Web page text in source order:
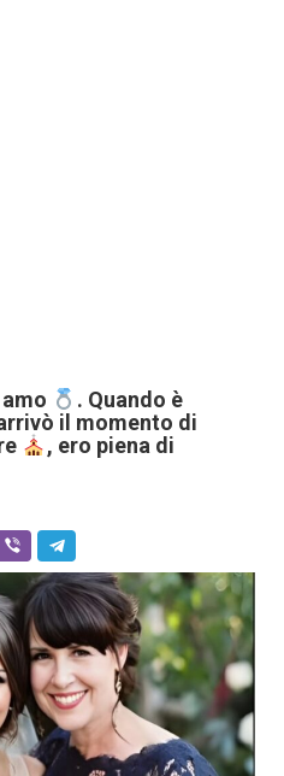
. Quando è
il momento di
, ero piena di